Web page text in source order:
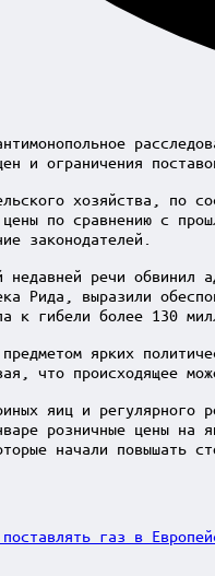
и ограничения
хозяйства, по
по сравнению с
законодателей.
недавней речи
Рида, выразили
к гибели более 130
ярких
что происходящее
яиц и регулярного
розничные цены на
начали повышать
газ в